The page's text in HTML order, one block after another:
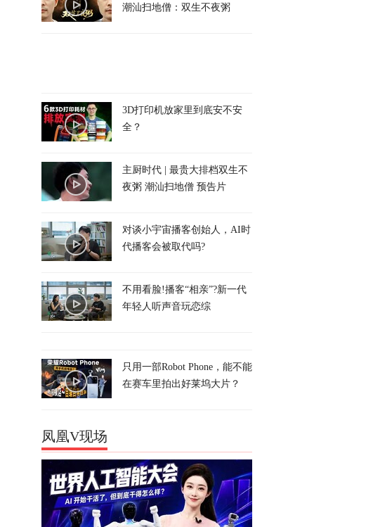
潮汕扫地僧：双生不夜粥
3D打印机放家里到底安不安
全？
主厨时代 | 最贵大排档双生不
夜粥 潮汕扫地僧 预告片
对谈小宇宙播客创始人，AI时
代播客会被取代吗?
不用看脸!播客“相亲”?新一代
年轻人听声音玩恋综
只用一部Robot Phone，能不能
在赛车里拍出好莱坞大片？
凤凰V现场